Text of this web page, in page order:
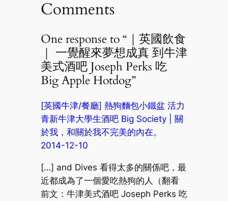
Comments
One response to “｜英國飲食
｜ 一覺醒來夢想成真 到牛津
美式酒吧 Joseph Perks 吃
Big Apple Hotdog”
[英國牛津/餐廳] 熱狗麵包小鐵盆 活力
青新牛津大學生酒吧 Big Society | 關
於我，和關於我不完美的內在。
2014-12-10
[…] and Dives 看得太多的關係吧，最
近都成為了一個愛吃熱狗的人（翻看
前文：牛津美式酒吧 Joseph Perks 吃